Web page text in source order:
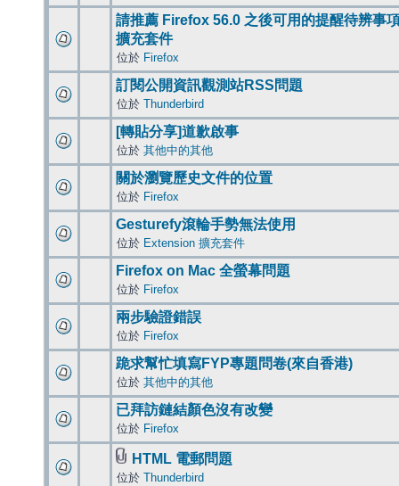
請推薦 Firefox 56.0 之後可用的提醒待辨事
擴充套件
位於 Firefox
訂閱公開資訊觀測站RSS問題
位於 Thunderbird
[轉貼分享]道歉啟事
位於 其他中的其他
關於瀏覽歷史文件的位置
位於 Firefox
Gesturefy滾輪手勢無法使用
位於 Extension 擴充套件
Firefox on Mac 全螢幕問題
位於 Firefox
兩步驗證錯誤
位於 Firefox
跪求幫忙填寫FYP專題問卷(來自香港)
位於 其他中的其他
已拜訪鏈結顏色沒有改變
位於 Firefox
HTML 電郵問題
位於 Thunderbird